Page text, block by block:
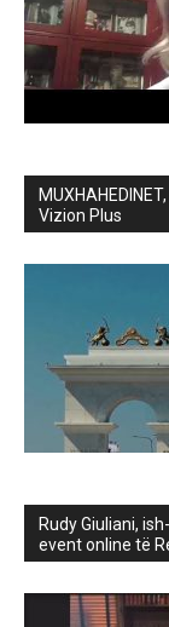
Vizion Plus
Rudy Giuliani,
event online të